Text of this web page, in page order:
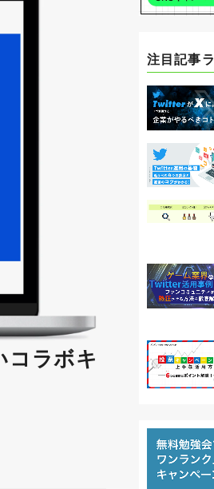
コラボキ
注目記事